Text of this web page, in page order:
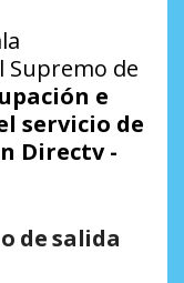
Supremo de
e
servicio de
Directv -
de salida